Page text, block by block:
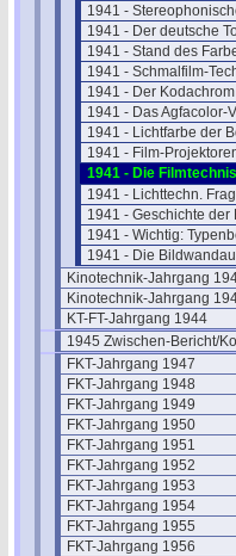
1941 -
1941 - Der deutsche
1941 - Stand des
1941 - Schmalfilm-
1941 - Der Kodachrom
1941 - Das Agfacolor-
1941 - Lichtfarbe der
1941 - Film-
1941 - Die
1941 - Lichttechn.
1941 - Geschichte der
1941 - Wichtig:
1941 - Die
Kinotechnik-Jahrgang
Kinotechnik-Jahrgang
KT-FT-Jahrgang 1944
1945 Zwischen-Bericht/
FKT-Jahrgang 1947
FKT-Jahrgang 1948
FKT-Jahrgang 1949
FKT-Jahrgang 1950
FKT-Jahrgang 1951
FKT-Jahrgang 1952
FKT-Jahrgang 1953
FKT-Jahrgang 1954
FKT-Jahrgang 1955
FKT-Jahrgang 1956